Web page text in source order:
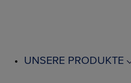
UNSERE PRODUKTE